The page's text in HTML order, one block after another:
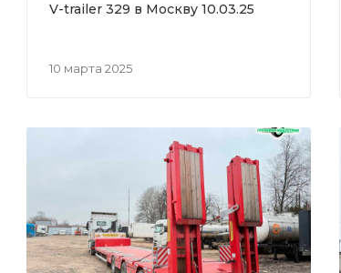
10 марта 2025
V-trailer 329 в Москву 10.03.25